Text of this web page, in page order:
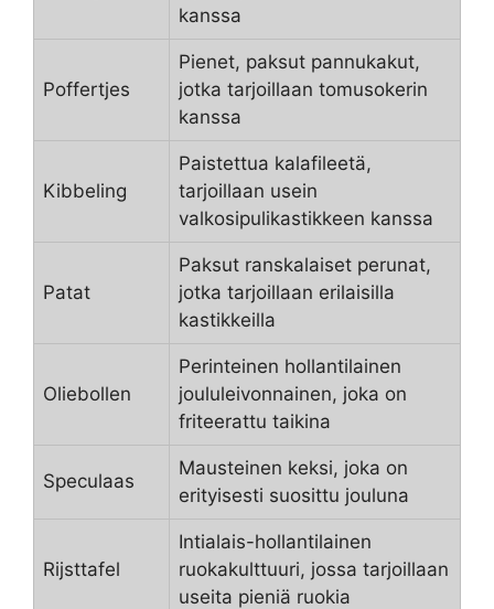
kanssa
Poffertjes
Pienet, paksut pannukakut,
jotka tarjoillaan tomusokerin
kanssa
Kibbeling
Paistettua kalafileetä,
tarjoillaan usein
valkosipulikastikkeen kanssa
Patat
Paksut ranskalaiset perunat,
jotka tarjoillaan erilaisilla
kastikkeilla
Oliebollen
Perinteinen hollantilainen
joululeivonnainen, joka on
friteerattu taikina
Speculaas
Mausteinen keksi, joka on
erityisesti suosittu jouluna
Rijsttafel
Intialais-hollantilainen
ruokakulttuuri, jossa tarjoillaan
useita pieniä ruokia